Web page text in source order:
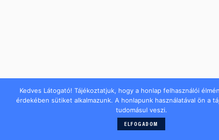
Kedves Látogató! Tájékoztatjuk, hogy a honlap felhasználói
érdekében sütiket alkalmazunk. A honlapunk használatával ön a
tudomásul veszi.
ELFOGADOM